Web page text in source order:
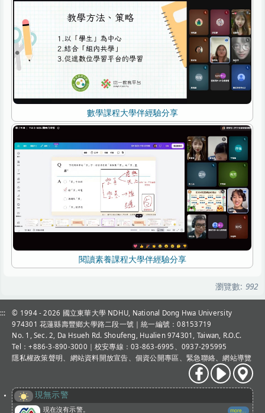
數學課程大學伴經驗分享
閱讀素養課程大學伴經驗分享
瀏覽數: 992
::: © 1994 - 2026 國立東華大學 NDHU, National Dong Hwa University
974301 花蓮縣壽豐鄉大學路二段一號｜統一編號：08153719
No. 1, Sec. 2, Da Hsueh Rd. Shoufeng, Hualien 974301, Taiwan, R.O.C.
Tel：+886-3-890-3000 ｜校安專線：03-863-6995、0937-295995
隱私權政策聲明、 網站資料開放宣告、 個資公開專區 、緊急聯絡、網站導覽
現無示警
現在沒有示警。 more...